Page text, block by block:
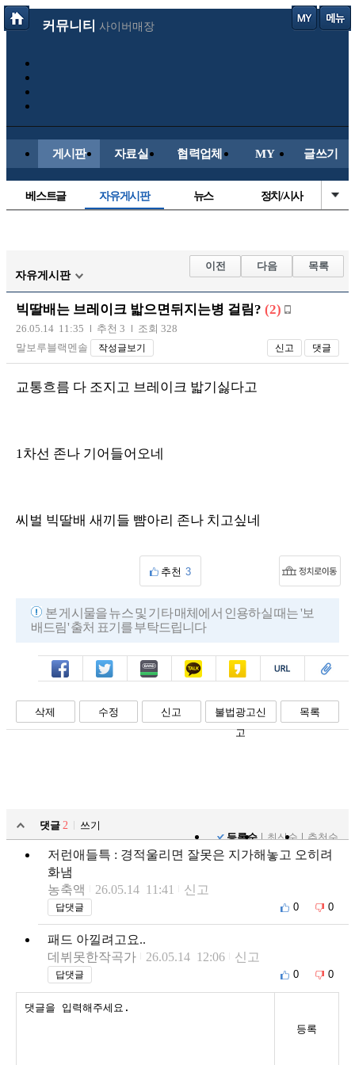
커뮤니티 사이버매장
게시판 자료실 협력업체 MY 글쓰기
베스트글 자유게시판 뉴스 정치/시사
해외축구
국내축구
자유게시판
이전 다음 목록
빅딸배는 브레이크 밟으면뒤지는병 걸림? (2)
26.05.14 11:35 추천 3
조회 328
말보루블랙멘솔
작성글보기 신고 댓글
교통흐름 다 조지고 브레이크 밟기싫다고
1차선 존나 기어들어오네
씨벌 빅딸배 새끼들 뺨아리 존나 치고싶네
추천 3
본 게시물을 뉴스 및 기타 매체에서 인용하실 때는 '보
배드림' 출처 표기를 부탁드립니다
페북 트윗 밴드 카톡 카스 복사 스크랩
삭제 수정 신고
불법광고신
고
목록
댓글 2
쓰기
등록순
최신순 추천순
저런애들특 : 경적울리면 잘못은 지가해놓고 오히려
화냄
농축액
26.05.14 11:41 신고
답댓글 0 0
패드 아낄려고요..
데뷔못한작곡가
26.05.14 12:06 신고
답댓글 0 0
등록